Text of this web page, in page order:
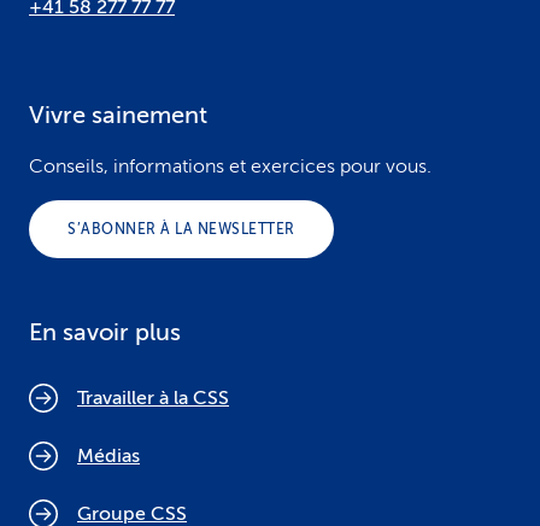
+41 58 277 77 77
Vivre sainement
Conseils, informations et exercices pour vous.
S’ABONNER À LA NEWSLETTER
En savoir plus
Travailler à la CSS
Médias
Groupe CSS